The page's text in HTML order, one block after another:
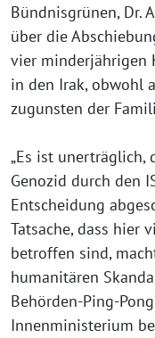
Bündnisgrünen, Dr.
über die
vier minderjährigen
in den Irak, obwohl
zugunsten der
„Es ist unerträglich,
Genozid durch den
Entscheidung
Tatsache, dass hier
betroffen sind,
humanitären
Behörden-Ping-
Innenministerium